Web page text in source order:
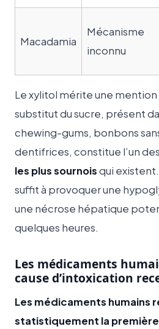
Macadamia
Mécanisme
inconnu
Le xylitol mérite une
substitut du sucre, présent
chewing-gums, bonbons
dentifrices, constitue l’un des
les plus sournoisqui
suffit à provoquer une
une nécrose hépatique
quelques heures.
Les médicaments
cause d’intoxication
Les médicaments humains
statistiquement la